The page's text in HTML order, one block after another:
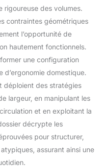
rigoureuse des volumes.
contraintes géométriques
l’opportunité de
hautement fonctionnels.
une configuration
d’ergonomie domestique.
déploient des stratégies
largeur, en manipulant les
et en exploitant la
décrypte les
pour structurer,
assurant ainsi une